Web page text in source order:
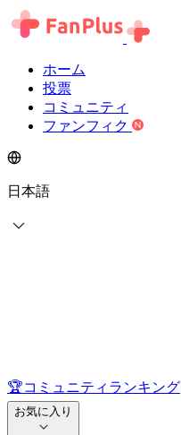
ホーム
投票
コミュニティ
ファンフィク
日本語
🏆コミュニティランキング
お気に入り